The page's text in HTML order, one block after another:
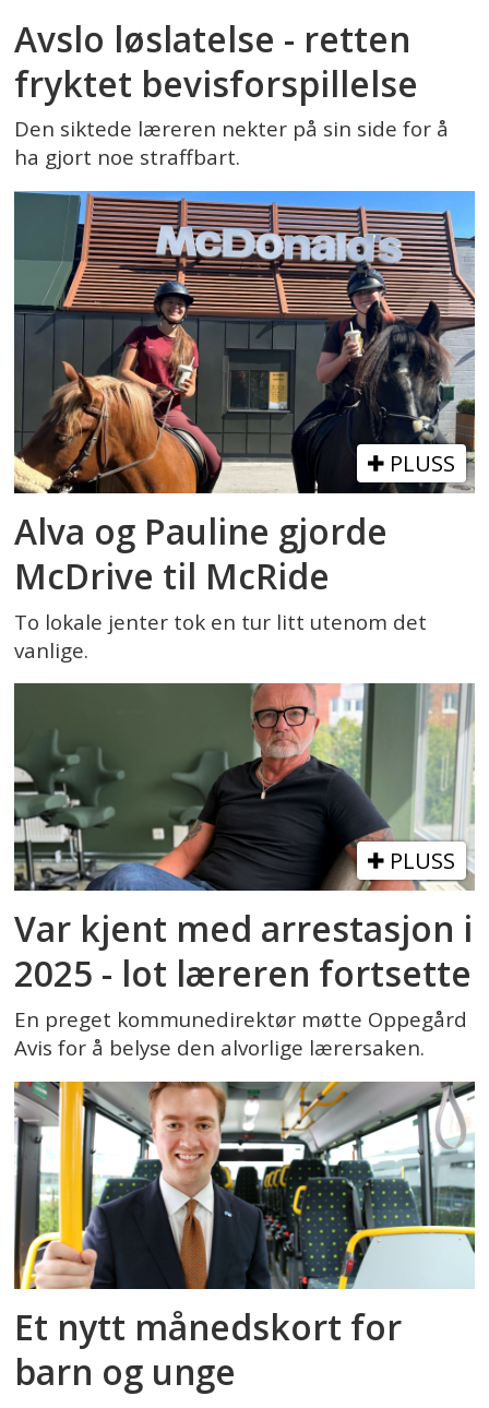
Avslo løslatelse - retten
fryktet bevisforspillelse
Den siktede læreren nekter på sin side for å
ha gjort noe straffbart.
PLUSS
Alva og Pauline gjorde
McDrive til McRide
To lokale jenter tok en tur litt utenom det
vanlige.
PLUSS
Var kjent med arrestasjon i
2025 - lot læreren fortsette
En preget kommunedirektør møtte Oppegård
Avis for å belyse den alvorlige lærersaken.
Et nytt månedskort for
barn og unge